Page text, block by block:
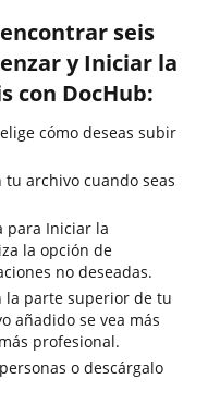
seis
y Iniciar la
con DocHub:
cómo deseas subir
archivo cuando seas
para Iniciar la
la opción de
no deseadas.
la parte superior de tu
añadido se vea más
profesional.
o descárgalo